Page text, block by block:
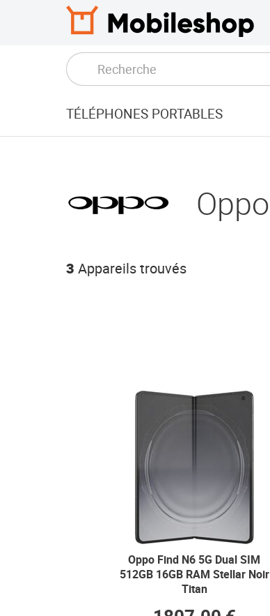
TÉLÉPHONES PORTABLES
Oppo
3 Appareils trouvés
Oppo Find N6 5G Dual SIM
512GB 16GB RAM Stellar Noir
Titan